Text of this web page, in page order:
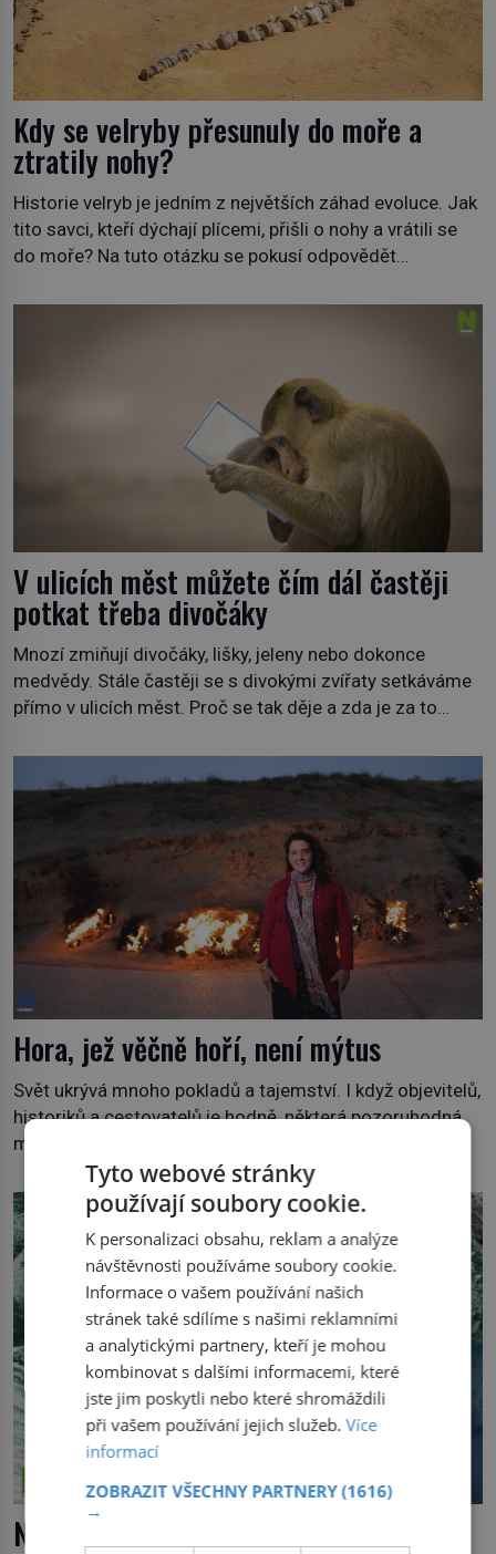
Kdy se velryby přesunuly do moře a
ztratily nohy?
Historie velryb je jedním z největších záhad evoluce. Jak
tito savci, kteří dýchají plícemi, přišli o nohy a vrátili se
do moře? Na tuto otázku se pokusí odpovědět
premiéru ve čtvrtek 29. února ve 20:00 na televizní
V ulicích měst můžete čím dál častěji
potkat třeba divočáky
Mnozí zmiňují divočáky, lišky, jeleny nebo dokonce
medvědy. Stále častěji se s divokými zvířaty setkáváme
přímo v ulicích měst. Proč se tak děje a zda je za to
jiných. My se raději podíváme do jiných zemí a
prozkoumáme, jaká další zvířata po celém světě se
Hora, jež věčně hoří, není mýtus
Svět ukrývá mnoho pokladů a tajemství. I když objevitelů,
historiků a cestovatelů je hodně, některá pozoruhodná
místa jsou stále překvapením pro mnohé z nás.
Neprobádané místa Ázerbájdžánu, rozmanitá historie
Albánie či úchvatná atmosféra Kypru jsou jedny z míst,
která nám mají co nabídnout a vyprávět. Uznávaná
historička Bettany Hughes, se vydala prozkoumat
pozoruhodné úkazy, o kterých jste možná doposud
neslyšeli. Hora, […]
Nezkrocená velká jezera, největší
Tyto webové stránky
používají soubory cookie.
K personalizaci obsahu, reklam a analýze
návštěvnosti používáme soubory cookie.
Informace o vašem používání našich
stránek také sdílíme s našimi reklamními
a analytickými partnery, kteří je mohou
kombinovat s dalšími informacemi, které
jste jim poskytli nebo které shromáždili
při vašem používání jejich služeb.Více
informací
ZOBRAZIT VŠECHNY PARTNERY(1616)
→